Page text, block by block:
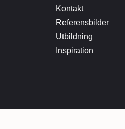
Kontakt
Referensbilder
Utbildning
Inspiration